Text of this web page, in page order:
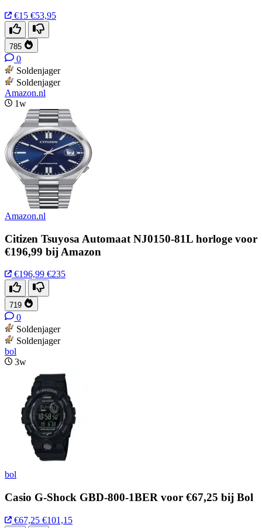
€15 €53,95
785
0
Soldenjager
Soldenjager
Amazon.nl
1w
Amazon.nl
Citizen Tsuyosa Automaat NJ0150-81L horloge voor
€196,99 bij Amazon
€196,99 €235
719
0
Soldenjager
Soldenjager
bol
3w
bol
Casio G-Shock GBD-800-1BER voor €67,25 bij Bol
€67,25 €101,15